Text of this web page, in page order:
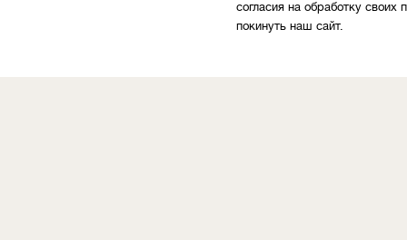
согласия на обработку
покинуть наш сайт.